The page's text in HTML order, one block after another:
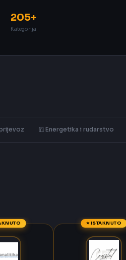
205+
Kategorija
Energetika i rudarstvo
⭐ ISTAKNUTO